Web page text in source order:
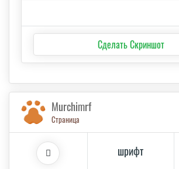
Сделать Скриншот
Murchimrf
Страница
шрифт